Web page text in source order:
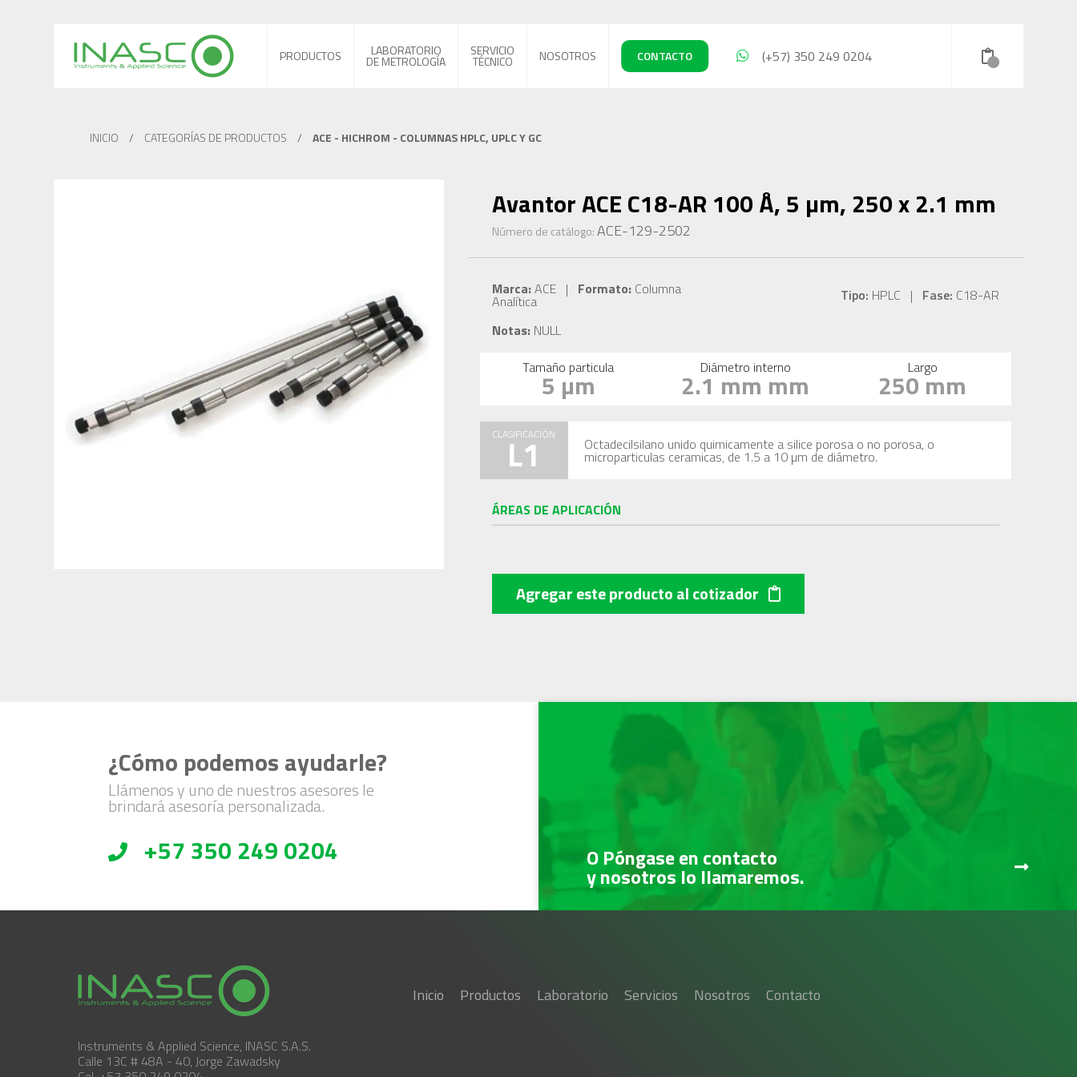
PRODUCTOS LABORATORIO
DE METROLOGÍA
SERVICIO
TÉCNICO NOSOTROS CONTACTO (+57) 350 249 0204
INICIO / CATEGORÍAS DE PRODUCTOS / ACE - HICHROM - COLUMNAS HPLC, UPLC Y GC
Avantor ACE C18-AR 100 Å, 5 µm, 250 x 2.1 mm
Número de catálogo:ACE-129-2502
Marca:ACE | Formato:Columna
Analítica Tipo: HPLC | Fase: C18-AR
Notas:NULL
Tamaño particula
5 µm Diámetro interno
2.1 mm mm Largo
250 mm
CLASIFICACIÓN
L1 Octadecilsilano unido quimicamente a silice porosa o no porosa, o
microparticulas ceramicas, de 1.5 a 10 µm de diámetro.
ÁREAS DE APLICACIÓN
Agregar este productoal cotizador
¿Cómo podemos ayudarle?
Llámenos y uno de nuestros asesores le
brindará asesoría personalizada.
+57 350 249 0204 O Póngase en contacto
y nosotros lo llamaremos.
Instruments & Applied Science, INASC S.A.S.
Calle 13C # 48A - 40, Jorge Zawadsky
Inicio Productos Laboratorio Servicios Nosotros Contacto